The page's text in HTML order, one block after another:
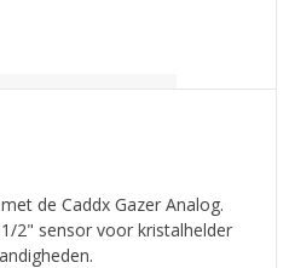
de Caddx Gazer Analog.
2" sensor voor kristalhelder